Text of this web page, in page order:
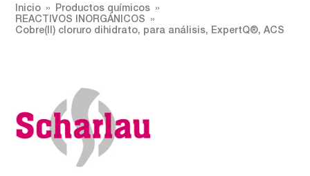
Inicio
Productos químicos
REACTIVOS INORGÁNICOS
Cobre(II) cloruro dihidrato, para análisis, ExpertQ®, ACS